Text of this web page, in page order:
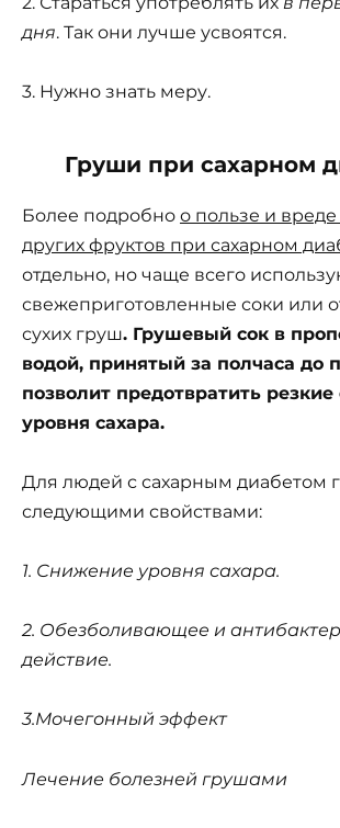
дня. Так они лучше усвоятся.
3. Нужно знать меру.
Груши при сахарном
Более подробно о пользе и
других фруктов при сахарном
отдельно, но чаще всего
свежеприготовленные соки или
сухих груш. Грушевый сок в
водой, принятый за полчаса до
позволит предотвратить резкие
уровня сахара.
Для людей с сахарным диабетом
следующими свойствами:
1. Снижение уровня сахара.
2. Обезболивающее и
действие.
3.Мочегонный эффект
Лечение болезней грушами